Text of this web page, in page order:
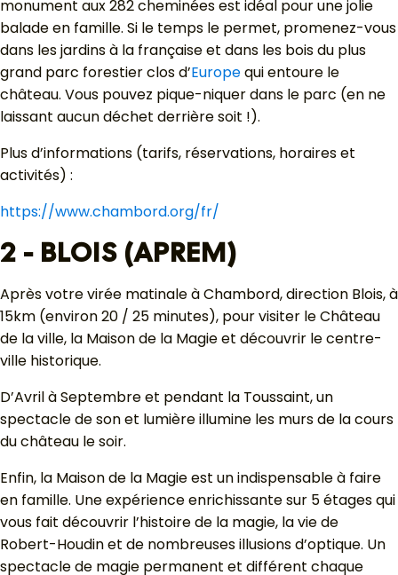
monument aux 282 cheminées est idéal pour une jolie
balade en famille. Si le temps le permet, promenez-vous
dans les jardins à la française et dans les bois du plus
grand parc forestier clos d’Europequi entoure le
château. Vous pouvez pique-niquer dans le parc (en ne
laissant aucun déchet derrière soit !).
Plus d’informations (tarifs, réservations, horaires et
activités) :
https://www.chambord.org/fr/
2 - BLOIS (APREM)
Après votre virée matinale à Chambord, direction Blois, à
15km (environ 20 / 25 minutes), pour visiter le Château
de la ville, la Maison de la Magie et découvrir le centre-
ville historique.
D’Avril à Septembre et pendant la Toussaint, un
spectacle de son et lumière illumine les murs de la cours
du château le soir.
Enfin, la Maison de la Magie est un indispensable à faire
en famille. Une expérience enrichissante sur 5 étages qui
vous fait découvrir l’histoire de la magie, la vie de
Robert-Houdin et de nombreuses illusions d’optique. Un
spectacle de magie permanent et différent chaque